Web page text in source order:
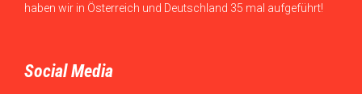
haben wir in Österreich und Deutschland 35 mal aufgeführt!
Social Media